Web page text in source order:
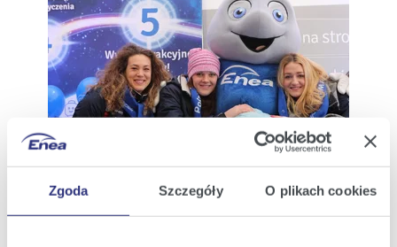
Zgoda Szczegóły O plikach cookies
ENERGIA+ Iskrzące Emocje w Muszynie z siatkarkami
Polskiego Cukru Muszynianki Enei|(JPG; 0,6 MB)